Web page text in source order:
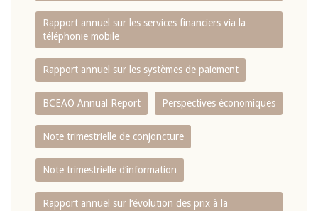
Rapport annuel sur les services financiers via la
téléphonie mobile
Rapport annuel sur les systèmes de paiement
BCEAO Annual Report Perspectives économiques
Note trimestrielle de conjoncture
Note trimestrielle d‘information
Rapport annuel sur l‘évolution des prix à la